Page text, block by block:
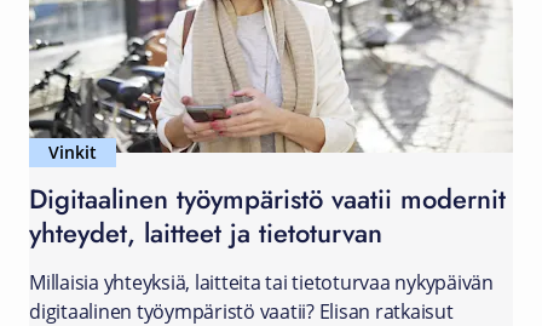
Vinkit
Digitaalinen työympäristö vaatii modernit
yhteydet, laitteet ja tietoturvan
Millaisia yhteyksiä, laitteita tai tietoturvaa nykypäivän
digitaalinen työympäristö vaatii? Elisan ratkaisut